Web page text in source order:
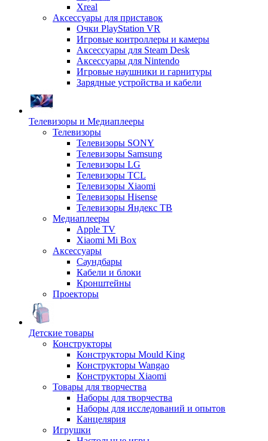
Xreal
Аксессуары для приставок
Очки PlayStation VR
Игровые контроллеры и камеры
Аксессуары для Steam Desk
Аксессуары для Nintendo
Игровые наушники и гарнитуры
Зарядные устройства и кабели
Телевизоры и Медиаплееры
Телевизоры
Телевизоры SONY
Телевизоры Samsung
Телевизоры LG
Телевизоры TCL
Телевизоры Xiaomi
Телевизоры Hisense
Телевизоры Яндекс ТВ
Медиаплееры
Apple TV
Xiaomi Mi Box
Аксессуары
Саундбары
Кабели и блоки
Кронштейны
Проекторы
Детские товары
Конструкторы
Конструкторы Mould King
Конструкторы Wangao
Конструкторы Xiaomi
Товары для творчества
Наборы для творчества
Наборы для исследований и опытов
Канцелярия
Игрушки